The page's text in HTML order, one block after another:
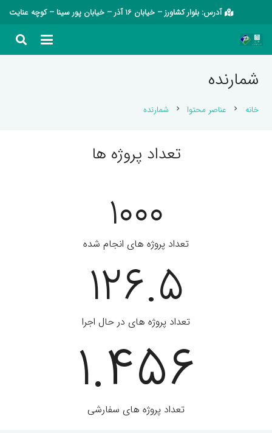
آدرس: بلوار کشاورز – خیابان 16 آذر – خیابان پور سینا – کوچه عنایت
شمارنده
خانه chevron_right عناصر محتوا chevron_right شمارنده
تعداد پروژه ها
1000
تعداد پروژه های انجام شده
126.5
تعداد پروژه های در حال اجرا
1.456
تعداد پروژه های سفارشی